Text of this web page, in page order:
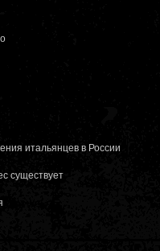
итальянцев в России
существует